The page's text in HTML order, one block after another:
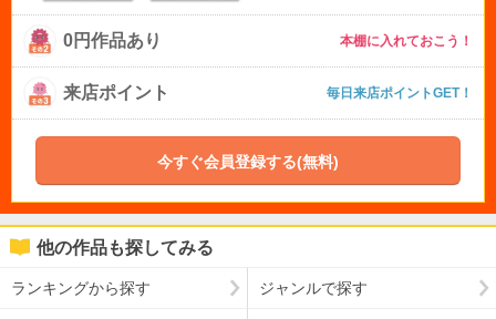
0円作品あり 本棚に入れておこう！
来店ポイント 毎日来店ポイントGET！
今すぐ会員登録する(無料)
他の作品も探してみる
ランキングから探す ジャンルで探す